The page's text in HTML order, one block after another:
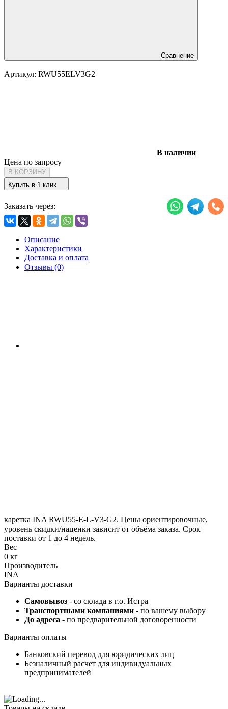
Сравнение
Артикул: RWU55ELV3G2
В наличии
Цена по запросу
В КОРЗИНУ
Купить в 1 клик
Заказать через:
Описание
Характеристики
Доставка и оплата
Отзывы (0)
каретка INA RWU55-E-L-V3-G2. Цены ориентировочные,
уровень скидки/наценки зависит от объёма заказа. Срок
поставки от 1 до 4 недель.
Вес
0 кг
Производитель
INA
Варианты доставки
Самовывоз - со склада в г.о. Истра
Транспортными компаниями - по вашему выбору
До адреса - по предварительной договоренности
Варианты оплаты
Банковский перевод для юридических лиц
Безналичный расчет для индивидуальных
предпринимателей